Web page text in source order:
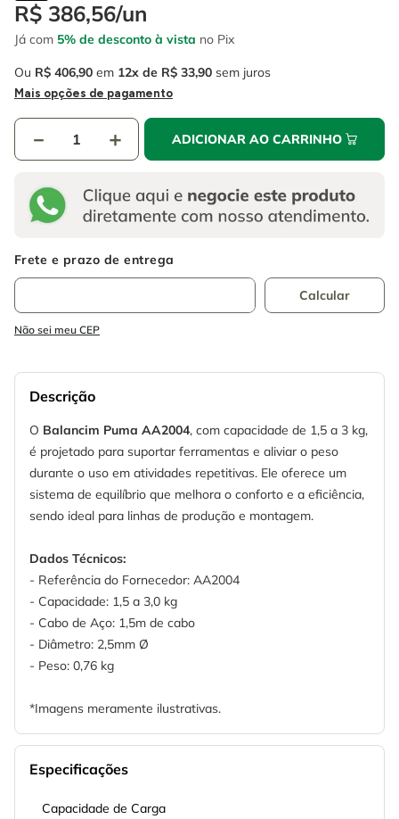
R$ 386,56/un
Já com 5% de desconto à vista no Pix
Ou R$ 406,90 em 12 R$ 33,90 sem juros
Mais opções de pagamento
＋
－ ADICIONAR AO CARRINHO
Não sei meu CEP
Descrição
O Balancim Puma AA2004, com capacidade de 1,5 a 3 kg,
é projetado para suportar ferramentas e aliviar o peso
durante o uso em atividades repetitivas. Ele oferece um
sistema de equilíbrio que melhora o conforto e a eficiência,
sendo ideal para linhas de produção e montagem.
Dados Técnicos:
- Referência do Fornecedor: AA2004
- Capacidade: 1,5 a 3,0 kg
- Cabo de Aço: 1,5m de cabo
- Diâmetro: 2,5mm Ø
- Peso: 0,76 kg
*Imagens meramente ilustrativas.
Especificações
Capacidade de Carga
6 º fio
7º serra copo
8º chave impacto
disco corte
º escada
º serra circular
º fio
chave impacto
disco corte